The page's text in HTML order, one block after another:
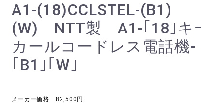
A1-(18)CCLSTEL-(B1)
(W) NTT製 A1-｢18｣キｰ
カールコードレス電話機-
｢B1｣｢W｣
メーカー価格 82,500円